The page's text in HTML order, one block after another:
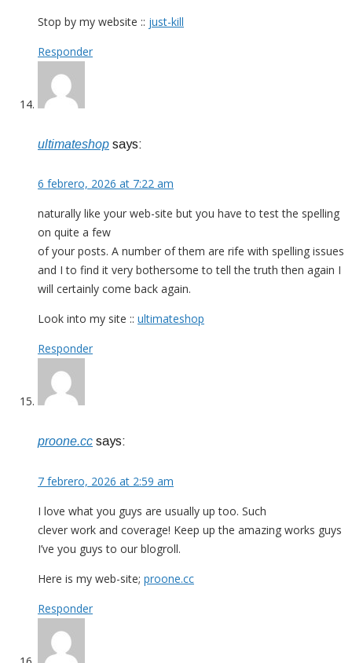
Stop by my website :: just-kill
Responder
ultimateshop says:
6 febrero, 2026 at 7:22 am
naturally like your web-site but you have to test the spelling
on quite a few
of your posts. A number of them are rife with spelling issues
and I to find it very bothersome to tell the truth then again I
will certainly come back again.
Look into my site :: ultimateshop
Responder
proone.cc says:
7 febrero, 2026 at 2:59 am
I love what you guys are usually up too. Such
clever work and coverage! Keep up the amazing works guys
I’ve you guys to our blogroll.
Here is my web-site; proone.cc
Responder